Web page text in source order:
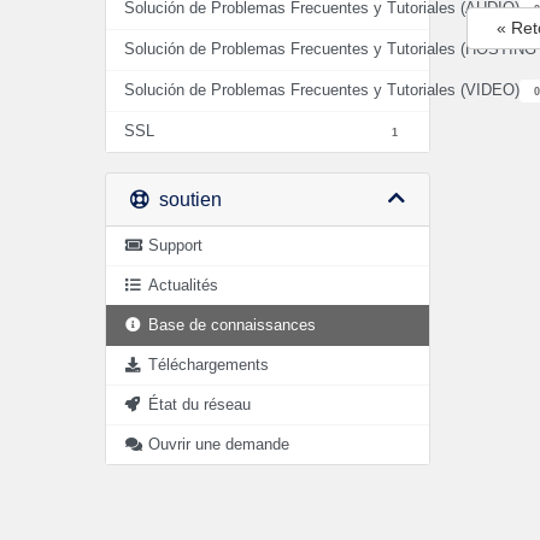
Solución de Problemas Frecuentes y Tutoriales (AUDIO) 2
Solución de Problemas Frecuentes y Tutoriales (HOSTING
Solución de Problemas Frecuentes y Tutoriales (VIDEO) 0
SSL 1
soutien
Support
Actualités
Base de connaissances
Téléchargements
État du réseau
Ouvrir une demande
«